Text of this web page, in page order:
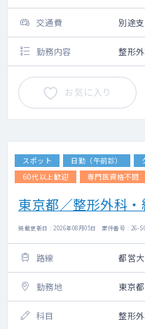
交通費 別途
勤務内容 整形
お気に入り
スポット 日勤（午前診）
60代以上歓迎
専門医資格不問
東京都／整形外科
掲載更新日 : 2026年08月05日 案件番号 : 26-
路線 都営
勤務地 東京
科目 整形